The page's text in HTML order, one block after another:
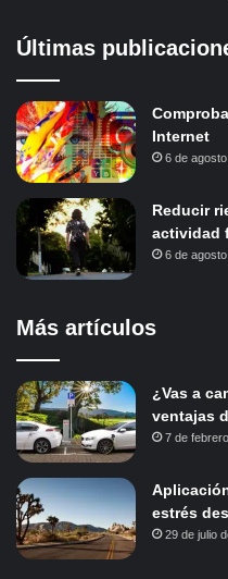
Últimas
Internet
6 de
Reducir
actividad
6 de
Más artículos
¿Vas a
ventajas
7 de
estrés
29 de julio